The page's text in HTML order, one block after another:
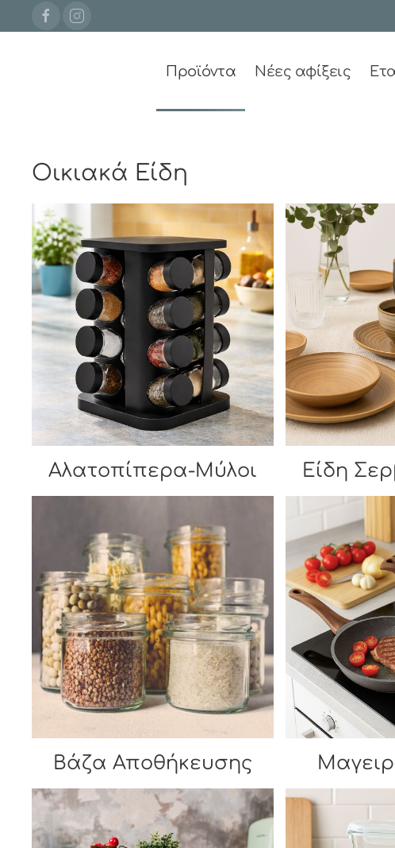
Προϊόντα Νέες αφίξεις
Οικιακά Είδη
Αλατοπίπερα-Μύλοι Είδη
Βάζα Αποθήκευσης